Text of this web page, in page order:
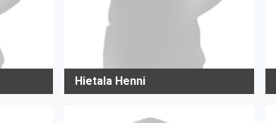
Hietala Henni